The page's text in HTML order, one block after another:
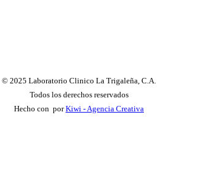
© 2025 Laboratorio Clinico La Trigaleña, C.A.
Todos los derechos reservados
Hecho con porKiwi - Agencia Creativa